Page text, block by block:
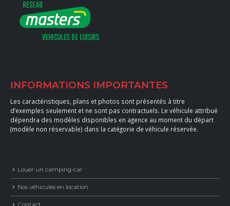
INFORMATIONS IMPORTANTES
Les caractéristiques, plans et photos sont présentés à titre
d’exemples seulement et ne sont pas contractuels. Le véhicule attribué
dépendra des modèles disponibles en agence au moment du départ
(modèle non réservable) dans la catégorie de véhicule réservée.
Louer un camping-car
Nos véhicules en location
Contact